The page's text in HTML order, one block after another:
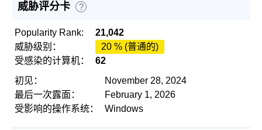
威胁评分卡 ?
Popularity Rank:
21,042
威胁级别：
20 % (普通的)
受感染的计算机：
62
初见：
November 28, 2024
最后一次露面：
February 1, 2026
受影响的操作系统：
Windows